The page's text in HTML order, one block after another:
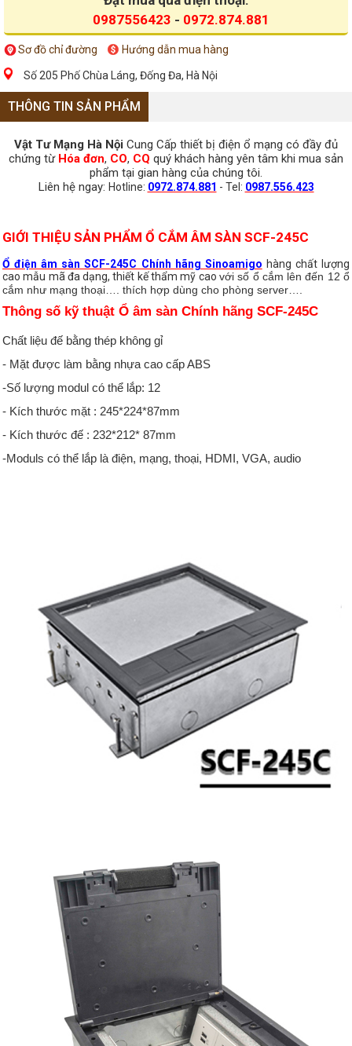
0987556423 - 0972.874.881
Sơ đồ chỉ đường Hướng dẫn mua hàng
Số 205 Phố Chùa Láng, Đống Đa, Hà Nội
THÔNG TIN SẢN PHẨM
Vật Tư Mạng Hà Nội Cung Cấp thiết bị điện ổ mạng có đầy đủ
chứng từ Hóa đơn, CO, CQ quý khách hàng yên tâm khi mua sản
phẩm tại gian hàng của chúng tôi.
Liên hệ ngay: Hotline: 0972.874.881 - Tel: 0987.556.423
GIỚI THIỆU SẢN PHẨM Ổ CẮM ÂM SÀN SCF-245C
Ổ điện âm sàn SCF-245C Chính hãng Sinoamigo hàng chất lượng
cao mẫu mã đa dạng, thiết kế thẩm mỹ cao với số ổ cắm lên đến 12 ổ
cắm như mạng thoại…. thích hợp dùng cho phòng server….
Thông số kỹ thuật Ổ âm sàn Chính hãng SCF-245C
Chất liệu đế bằng thép không gỉ
- Mặt được làm bằng nhựa cao cấp ABS
-Số lượng modul có thể lắp: 12
- Kích thước mặt : 245*224*87mm
- Kích thước đế : 232*212* 87mm
-Moduls có thể lắp là điện, mạng, thoại, HDMI, VGA, audio